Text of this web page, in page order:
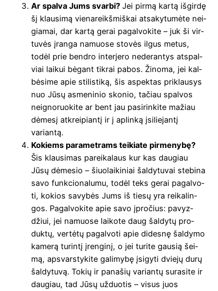
Ar spal­va Jums svar­bi? Jei pir­mą kar­tą išgir­dę
šį klau­si­mą vie­na­reikš­miš­kai atsa­ky­tu­mė­te nei­
gia­mai, dar kar­tą gerai pagal­vo­ki­te – juk ši vir­
tu­vės įran­ga namuo­se sto­vės ilgus metus,
todėl prie bend­ro inte­rje­ro nede­ran­tys atspal­
viai lai­kui bėgant tik­rai pabos. Žino­ma, jei kal­
bė­si­me apie sti­lis­ti­ką, šis aspek­tas pri­klau­sys
nuo Jūsų asme­ni­nio sko­nio, tačiau spal­vos
neig­no­ruo­ki­te ar bent jau pasi­rin­ki­te mažiau
dėme­sį atkrei­pian­tį ir į aplin­ką įsi­lie­jan­tį
variantą.
Kokiems para­met­rams tei­kia­te pir­me­ny­bę?
Šis klau­si­mas parei­ka­laus kur kas dau­giau
Jūsų dėme­sio – šiuo­lai­ki­niai šal­dy­tu­vai ste­bi­na
savo funk­cio­na­lu­mu, todėl teks gerai pagal­vo­
ti, kokios savy­bės Jums iš tie­sų yra rei­ka­lin­
gos. Pagal­vo­ki­te apie savo įpro­čius: pavyz­
džiui, jei namuo­se lai­ko­te daug šal­dy­tų pro­
duk­tų, ver­tė­tų pagal­vo­ti apie dides­nę šal­dy­mo
kame­rą turin­tį įren­gi­nį, o jei turi­te gau­sią šei­
mą, apsvars­ty­ki­te gali­my­bę įsi­gy­ti dvie­jų durų
šal­dy­tu­vą. Tokių ir pana­šių varian­tų sura­si­te ir
dau­giau, tad Jūsų užduo­tis – visus juos